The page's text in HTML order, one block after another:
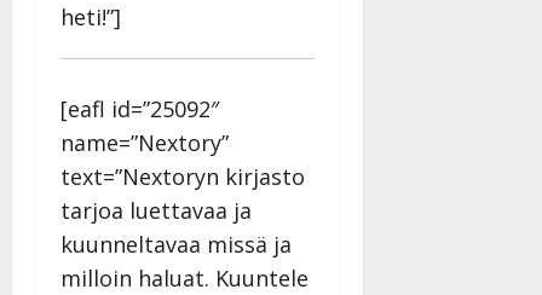
heti!”]
[eafl id=”25092″
name=”Nextory”
text=”Nextoryn kirjasto
tarjoa luettavaa ja
kuunneltavaa missä ja
milloin haluat. Kuuntele